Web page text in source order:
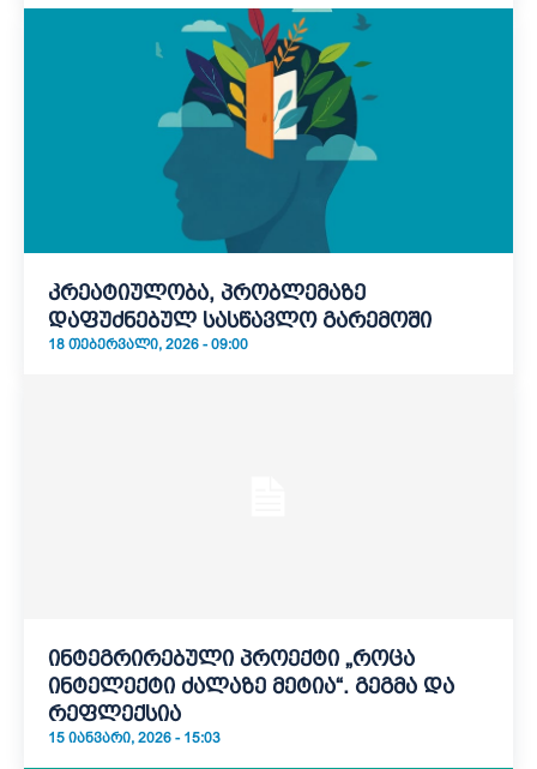
კრეატიულობა, პრობლემაზე
დაფუძნებულ სასწავლო გარემოში
18 ᲗᲔᲑᲔᲠᲕᲐᲚᲘ, 2026 - 09:00
ინტეგრირებული პროექტი „როცა
ინტელექტი ძალაზე მეტია“. გეგმა და
რეფლექსია
15 ᲘᲐᲜᲕᲐᲠᲘ, 2026 - 15:03